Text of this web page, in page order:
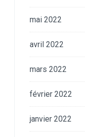
mai 2022
avril 2022
mars 2022
février 2022
janvier 2022